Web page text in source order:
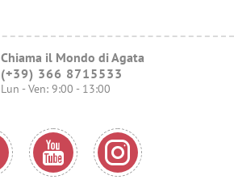
Chiama il Mondo di Agata
(+39) 366 8715533
Lun - Ven: 9:00 - 13:00